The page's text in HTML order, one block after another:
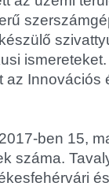
az Innovációs
ben 15,
száma.